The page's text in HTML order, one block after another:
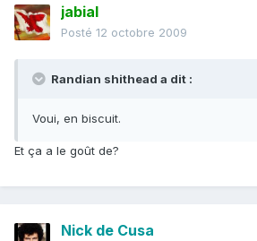
jabial
Posté 12 octobre 2009
Randian shithead a dit :
Voui, en biscuit.
Et ça a le goût de?
Nick de Cusa